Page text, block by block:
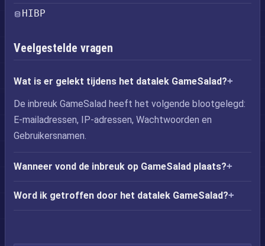
HIBP
Veelgestelde vragen
Wat is er gelekt tijdens het datalek GameSalad?
De inbreuk GameSalad heeft het volgende blootgelegd:
E-mailadressen, IP-adressen, Wachtwoorden en
Gebruikersnamen.
Wanneer vond de inbreuk op GameSalad plaats?
Word ik getroffen door het datalek GameSalad?